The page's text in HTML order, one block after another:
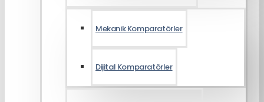
Mekanik Komparatörler
Dijital Komparatörler